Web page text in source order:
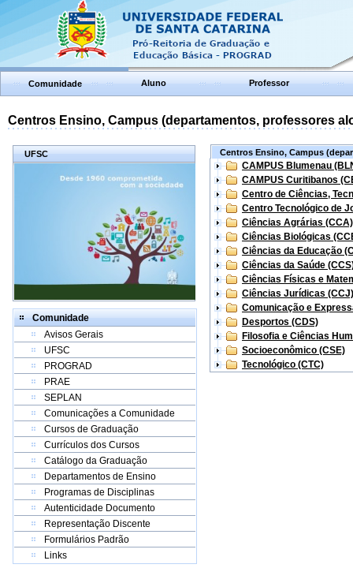
Comunidade Aluno Professor
Centros Ensino, Campus (departamentos, professores
UFSC
Comunidade
Avisos Gerais
UFSC
PROGRAD
PRAE
SEPLAN
Comunicações a Comunidade
Cursos de Graduação
Currículos dos Cursos
Catálogo da Graduação
Departamentos de Ensino
Programas de Disciplinas
Autenticidade Documento
Representação Discente
Formulários Padrão
Links
Centros Ensino, Campus
CAMPUS Blumenau
CAMPUS Curitibanos
Centro de Ciências,
Centro Tecnológico de
Ciências Agrárias (CCA)
Ciências Biológicas
Ciências da Educação
Ciências da Saúde
Ciências Físicas e
Ciências Jurídicas (CCJ)
Comunicação e
Desportos (CDS)
Filosofia e Ciências
Socioeconômico (CSE)
Tecnológico (CTC)